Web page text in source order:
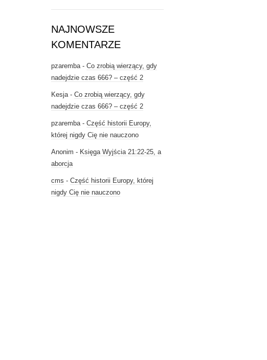
NAJNOWSZE
KOMENTARZE
pzaremba- Co zrobią wierzący, gdy
nadejdzie czas 666? – część 2
Kesja- Co zrobią wierzący, gdy
nadejdzie czas 666? – część 2
pzaremba- Część historii Europy,
której nigdy Cię nie nauczono
Anonim - Księga Wyjścia 21:22-25, a
aborcja
cms - Część historii Europy, której
nigdy Cię nie nauczono